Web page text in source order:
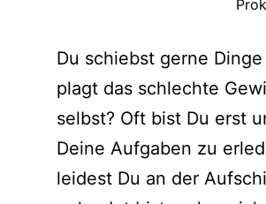
Du schiebst gerne
plagt das schlechte
selbst? Oft bist Du erst
Deine Aufgaben zu
leidest Du an der